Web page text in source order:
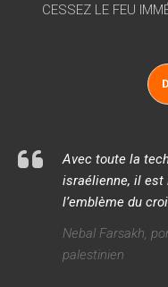
CESSEZ LE FEU
Avec toute la
israélienne, il est
l’emblème du
Nebal Farsakh,
palestinien